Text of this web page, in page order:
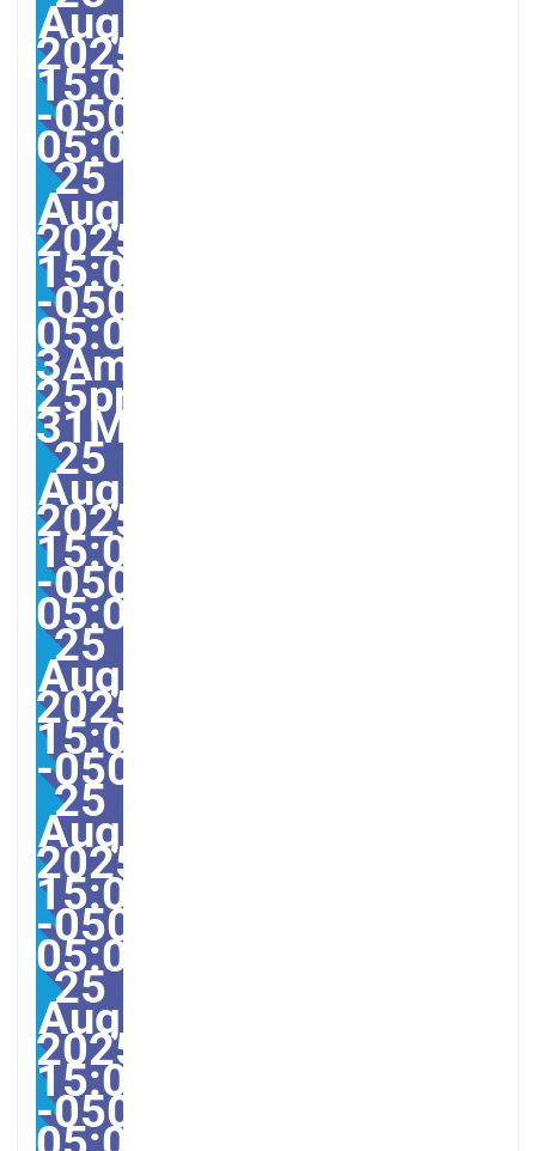
Aug
2025
15:05:00
-0500-
05:000031#31Mon,
25
Aug
2025
15:05:00
-0500-
05:00-
3America/
25pm31pm-
31Mon,
25
Aug
2025
15:05:00
-0500-
05:003America/
25
Aug
2025
15:05:00
-
25
Aug
2025
15:05:00
-0500-
05:00America/
25
Aug
2025
15:05:00
-0500-